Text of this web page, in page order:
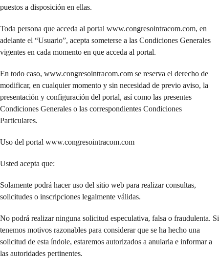
puestos a disposición en ellas.
Toda persona que acceda al portal www.congresointracom.com, en
adelante el “Usuario”, acepta someterse a las Condiciones Generales
vigentes en cada momento en que acceda al portal.
En todo caso, www.congresointracom.com se reserva el derecho de
modificar, en cualquier momento y sin necesidad de previo aviso, la
presentación y configuración del portal, así como las presentes
Condiciones Generales o las correspondientes Condiciones
Particulares.
Uso del portal www.congresointracom.com
Usted acepta que:
Solamente podrá hacer uso del sitio web para realizar consultas,
solicitudes o inscripciones legalmente válidas.
No podrá realizar ninguna solicitud especulativa, falsa o fraudulenta. Si
tenemos motivos razonables para considerar que se ha hecho una
solicitud de esta índole, estaremos autorizados a anularla e informar a
las autoridades pertinentes.